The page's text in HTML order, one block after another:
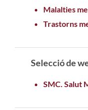
Malalties
Trastorns
Selecció de
SMC. Salut